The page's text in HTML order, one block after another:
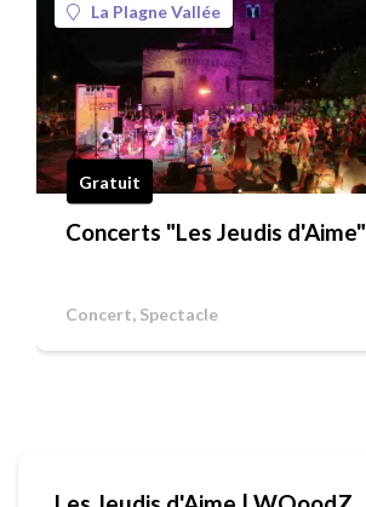
La Plagne Vallée
Gratuit
Concerts "Les Jeudis d'Aime"
Concert, Spectacle